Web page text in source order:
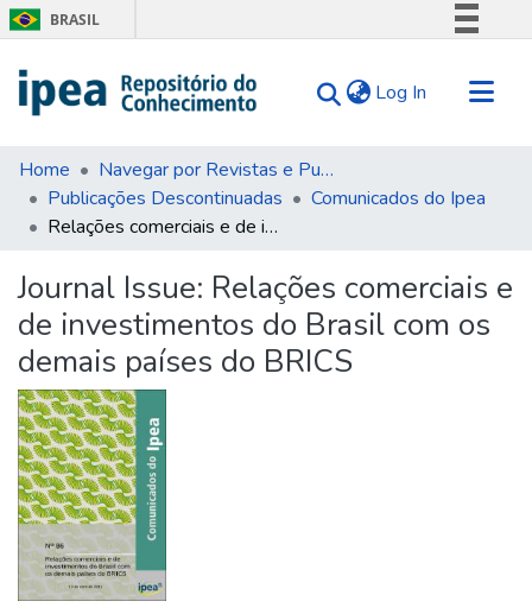
BRASIL
Comunica BR
Acesso à informação
Legislação
Log In (current)
Communities & Collections
Search for
Statistics
Tips
About Us
Home
Navegar por Revistas e Publicações Seriadas
Publicações Descontinuadas
Comunicados do Ipea
Relações comerciais e de investimentos do Brasil com os demais países do BRICS
Journal Issue: Relações comerciais e
de investimentos do Brasil com os
demais países do BRICS